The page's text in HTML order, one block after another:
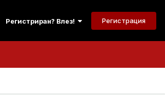
Регистриран? Влез! Регистрация